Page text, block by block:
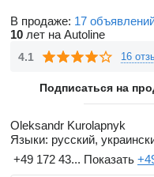
В продаже: 17
10 лет на Autoline
4.1 16
Подписаться на
Oleksandr Kurolapnyk
Языки: русский,
+49 172 43... Показать